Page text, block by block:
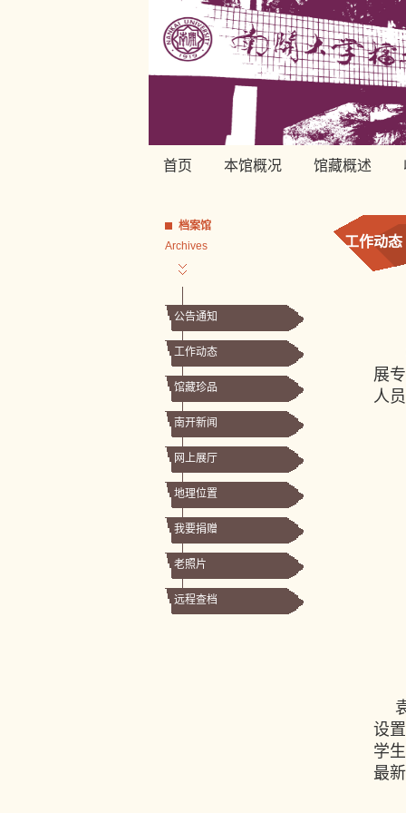
首页 本馆概况 馆藏概述
档案馆
Archives
公告通知
工作动态
馆藏珍品
南开新闻
网上展厅
地理位置
我要捐赠
老照片
远程查档
工作动态
展
人
设
学
最